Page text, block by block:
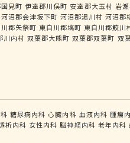
見町 伊達郡川俣町 安達郡大玉村 岩
河沼郡会津坂下町 河沼郡湯川村 河沼郡
郡矢祭町 東白川郡塙町 東白川郡鮫川
川内村 双葉郡大熊町 双葉郡双葉町 双
糖尿病内科 心臓内科 血液内科 腫瘍
析内科 女性内科 脳神経内科 老年内科